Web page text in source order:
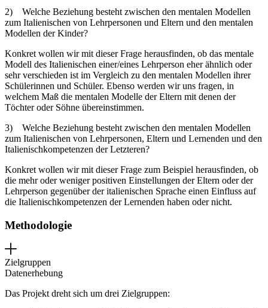
2) Welche Beziehung besteht zwischen den mentalen Modellen
zum Italienischen von Lehrpersonen und Eltern und den mentalen
Modellen der Kinder?
Konkret wollen wir mit dieser Frage herausfinden, ob das mentale
Modell des Italienischen einer/eines Lehrperson eher ähnlich oder
sehr verschieden ist im Vergleich zu den mentalen Modellen ihrer
Schülerinnen und Schüler. Ebenso werden wir uns fragen, in
welchem Maß die mentalen Modelle der Eltern mit denen der
Töchter oder Söhne übereinstimmen.
3) Welche Beziehung besteht zwischen den mentalen Modellen
zum Italienischen von Lehrpersonen, Eltern und Lernenden und den
Italienischkompetenzen der Letzteren?
Konkret wollen wir mit dieser Frage zum Beispiel herausfinden, ob
die mehr oder weniger positiven Einstellungen der Eltern oder der
Lehrperson gegenüber der italienischen Sprache einen Einfluss auf
die Italienischkompetenzen der Lernenden haben oder nicht.
Methodologie
Zielgruppen
Datenerhebung
Das Projekt dreht sich um drei Zielgruppen: